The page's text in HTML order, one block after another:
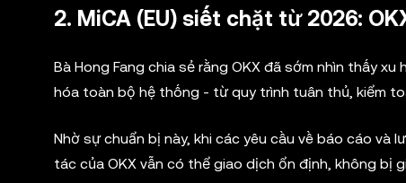
2. MiCA (EU) siết chặt từ 2026:
Bà Hong Fang chia sẻ rằng OKX đã sớm nhìn thấy
hóa toàn bộ hệ thống - từ quy trình tuân thủ, kiểm
Nhờ sự chuẩn bị này, khi các yêu cầu về báo cáo và
tác của OKX vẫn có thể giao dịch ổn định, không bị